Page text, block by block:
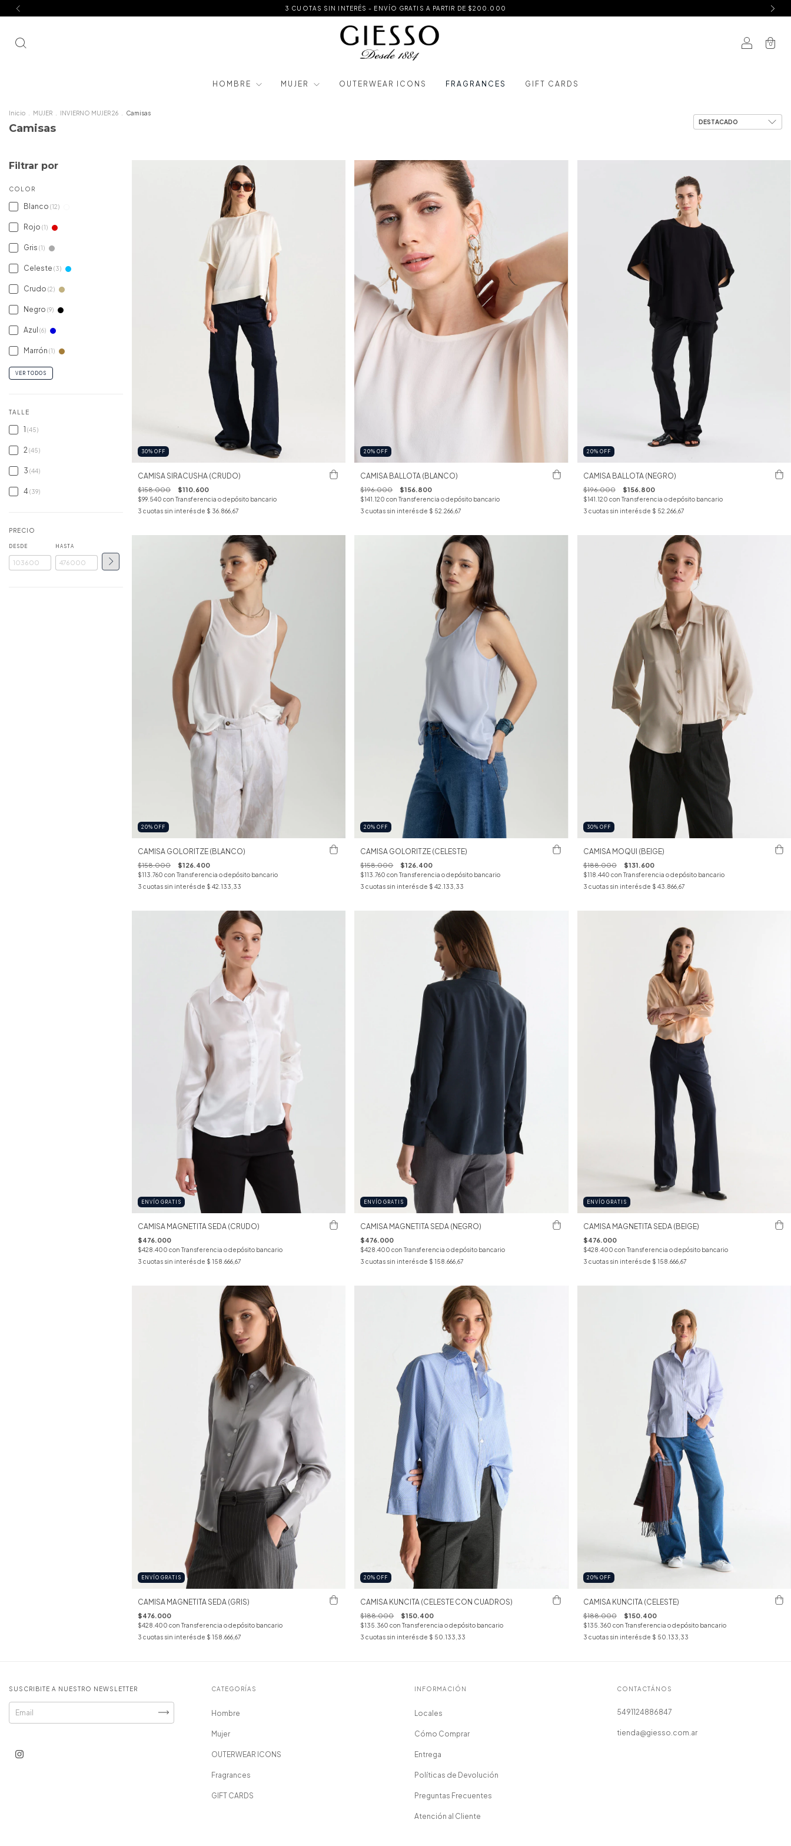
3 CUOTAS SIN INTERÉS - ENVÍO GRATIS A PARTIR DE $200.000
0
HOMBRE MUJER OUTERWEAR ICONS FRAGRANCES GIFT CARDS
Inicio MUJER INVIERNO MUJER 26 Camisas
Camisas
Filtrar por
COLOR
Blanco (12)
Rojo (1)
Gris (1)
Celeste (3)
Crudo (2)
Negro (9)
Azul (6)
Marrón (1)
VER TODOS
TALLE
1 (45)
2(45)
3 (44)
4 (39)
PRECIO
DESDE HASTA
30% OFF
CAMISA SIRACUSHA (CRUDO)
$158.000 $110.600
$99.540 con Transferencia o depósito bancario
3 cuotas sin interés de $ 36.866,67
20%OFF
CAMISA BALLOTA (BLANCO)
$196.000 $156.800
$141.120con Transferencia o depósito bancario
3 cuotas sin interés de $ 52.266,67
20% OFF
CAMISA BALLOTA (NEGRO)
$196.000 $156.800
$141.120 con Transferencia o depósito bancario
3 cuotas sin interés de $ 52.266,67
20% OFF
CAMISA GOLORITZE (BLANCO)
$158.000 $126.400
$113.760 con Transferencia o depósito bancario
3 cuotas sin interés de $ 42.133,33
20%OFF
CAMISA GOLORITZE (CELESTE)
$158.000 $126.400
$113.760con Transferencia o depósito bancario
3 cuotas sin interés de $ 42.133,33
30% OFF
CAMISA MOQUI (BEIGE)
$188.000 $131.600
$118.440 con Transferencia o depósito bancario
3 cuotas sin interés de $ 43.866,67
ENVÍO GRATIS
CAMISA MAGNETITA SEDA (CRUDO)
$476.000
$428.400 con Transferencia o depósito bancario
3 cuotas sin interés de $ 158.666,67
ENVÍO GRATIS
CAMISA MAGNETITA SEDA (NEGRO)
$476.000
$428.400con Transferencia o depósito bancario
3 cuotas sin interés de $ 158.666,67
ENVÍO GRATIS
CAMISA MAGNETITA SEDA (BEIGE)
$476.000
$428.400 con Transferencia o depósito bancario
3 cuotas sin interés de $ 158.666,67
ENVÍO GRATIS
CAMISA MAGNETITA SEDA (GRIS)
$476.000
$428.400 con Transferencia o depósito bancario
3 cuotas sin interés de $ 158.666,67
20%OFF
CAMISA KUNCITA (CELESTE CON CUADROS)
$188.000 $150.400
$135.360con Transferencia o depósito bancario
3 cuotas sin interés de $ 50.133,33
20% OFF
CAMISA KUNCITA (CELESTE)
$188.000 $150.400
$135.360 con Transferencia o depósito bancario
3 cuotas sin interés de $ 50.133,33
SUSCRIBITE A NUESTRO NEWSLETTER CATEGORÍAS
Hombre
Mujer
OUTERWEAR ICONS
Fragrances
GIFT CARDS
INFORMACIÓN
Locales
Cómo Comprar
Entrega
Políticas de Devolución
Preguntas Frecuentes
Atención al Cliente
CONTACTÁNOS
5491124886847
tienda@giesso.com.ar